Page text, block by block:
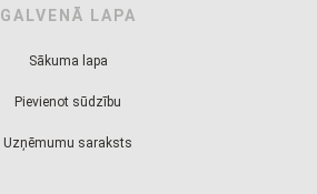
GALVENĀ LAPA
Sākuma lapa
Pievienot sūdzību
Uzņēmumu saraksts